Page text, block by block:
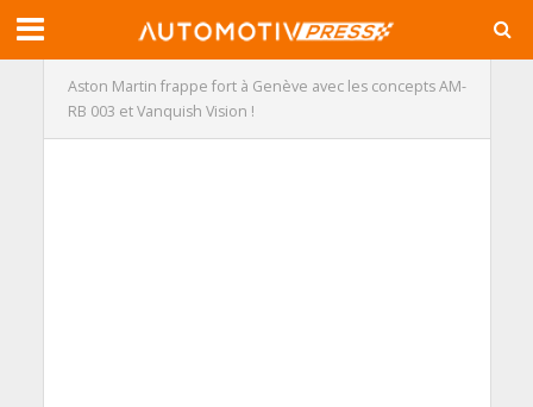
Aston Martin frappe fort à Genève avec les concepts AM-
RB 003 et Vanquish Vision !